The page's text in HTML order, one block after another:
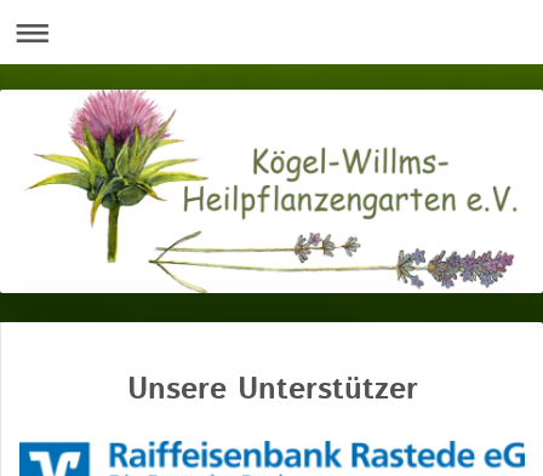
Unsere Unterstützer